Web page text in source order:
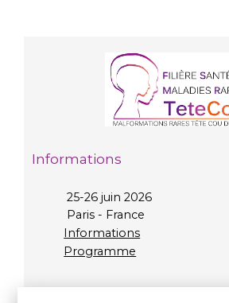
Informations
25-26 juin 2026
Paris - France
Informations
Programme